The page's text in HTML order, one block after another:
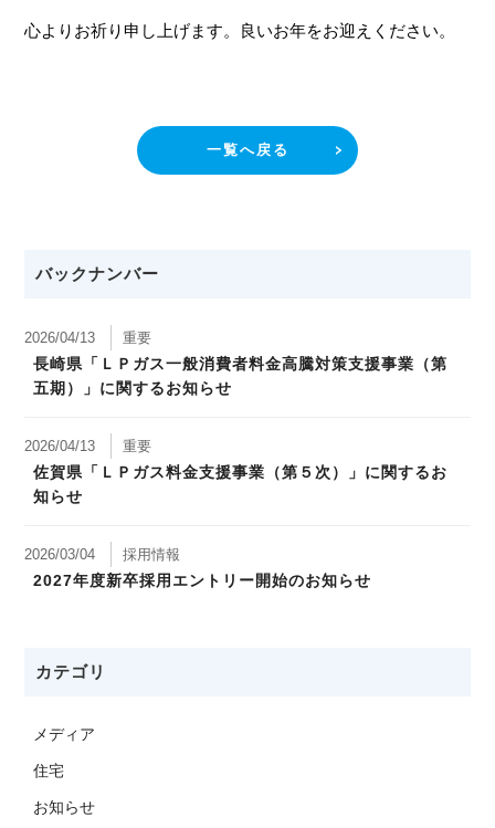
心よりお祈り申し上げます。良いお年をお迎えください。
一覧へ戻る
バックナンバー
2026/04/13 重要
長崎県「ＬＰガス一般消費者料金高騰対策支援事業（第
五期）」に関するお知らせ
2026/04/13 重要
佐賀県「ＬＰガス料金支援事業（第５次）」に関するお
知らせ
2026/03/04 採用情報
2027年度新卒採用エントリー開始のお知らせ
カテゴリ
メディア
住宅
お知らせ